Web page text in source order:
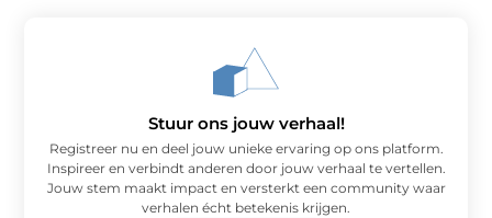
Stuur ons jouw verhaal!
Registreer nu en deel jouw unieke ervaring op ons platform.
Inspireer en verbindt anderen door jouw verhaal te vertellen.
Jouw stem maakt impact en versterkt een community waar
verhalen écht betekenis krijgen.